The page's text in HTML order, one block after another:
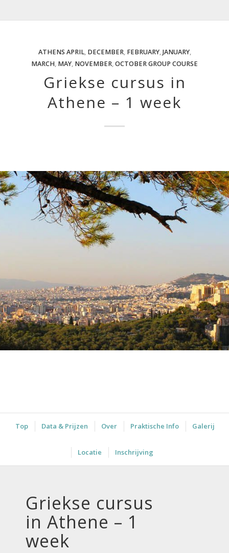
ATHENS APRIL, DECEMBER, FEBRUARY,JANUARY,
MARCH, MAY, NOVEMBER,OCTOBERGROUP COURSE
Griekse cursus in
Athene – 1 week
Top Data & Prijzen Over Praktische Info Galerij
Locatie Inschrijving
Griekse cursus
in Athene – 1
week